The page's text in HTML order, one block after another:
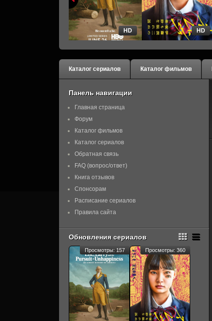
HD HD
Каталог сериалов Каталог фильмов
Панель навигации
Главная страница
Форум
Каталог фильмов
Каталог сериалов
Обратная связь
FAQ (вопрос/ответ)
Книга отзывов
Спонсорам
Расписание сериалов
Правила сайта
Обновления сериалов
Просмотры: 157 Просмотры: 360